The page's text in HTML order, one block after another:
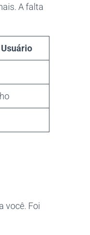
A falta
você. Foi